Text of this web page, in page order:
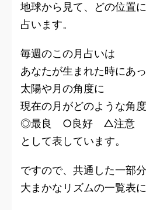
地球から見て、どの位置
占います。
毎週のこの月占いは
あなたが生まれた時にあ
太陽や月の角度に
現在の月がどのような角
◎最良 ○良好 △注
として表しています。
ですので、共通した一部
大まかなリズムの一覧表に